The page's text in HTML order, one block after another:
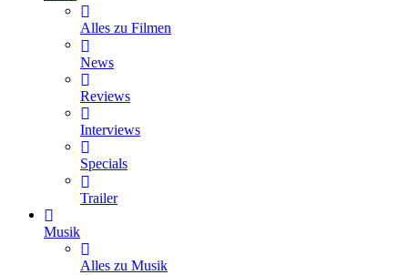
Alles zu Filmen
News
Reviews
Interviews
Specials
Trailer
Musik
Alles zu Musik